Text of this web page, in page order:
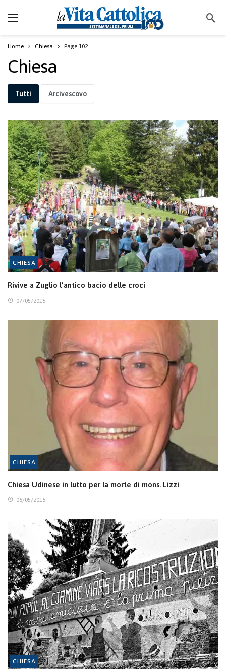
Home Chiesa Page 102
Chiesa
Tutti Arcivescovo
CHIESA
Rivive a Zuglio l’antico bacio delle croci
07/05/2016
CHIESA
Chiesa Udinese in lutto per la morte di mons. Lizzi
06/05/2016
CHIESA